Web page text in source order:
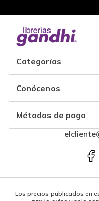
Categorías
Conócenos
Métodos de pago
Los precios publicados en